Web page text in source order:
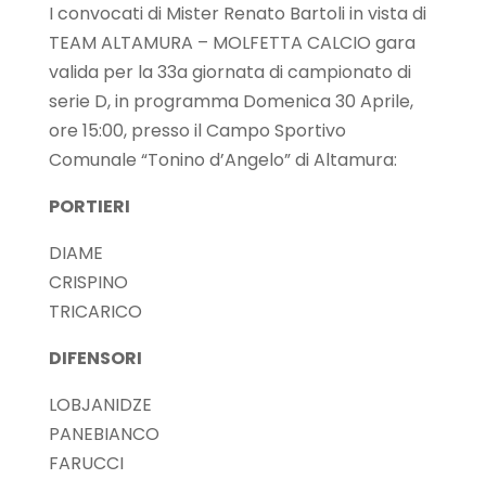
I convocati di Mister Renato Bartoli in vista di
TEAM ALTAMURA – MOLFETTA CALCIO gara
valida per la 33a giornata di campionato di
serie D, in programma Domenica 30 Aprile,
ore 15:00, presso il Campo Sportivo
Comunale “Tonino d’Angelo” di Altamura:
PORTIERI
DIAME
CRISPINO
TRICARICO
DIFENSORI
LOBJANIDZE
PANEBIANCO
FARUCCI